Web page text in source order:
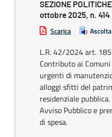
SEZIONE
ottobre 2025, n. 414
Scarica Ascolta
L.R. 42/2024 art.
Contributo ai
urgenti di
alloggi sfitti del
residenziale
Avviso Pubblico e
di spesa.